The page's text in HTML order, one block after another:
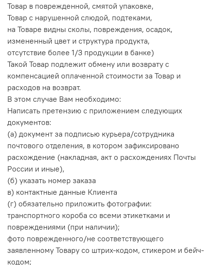
Товар в поврежденной, смятой упаковке,
Товар с нарушенной слюдой, подтеками,
на Товаре видны сколы, повреждения, осадок,
измененный цвет и структура продукта,
отсутствие более 1/3 продукции в банке)
Такой Товар подлежит обмену или возврату с
компенсацией оплаченной стоимости за Товар и
расходов на возврат.
В этом случае Вам необходимо:
Написать претензию с приложением следующих
документов:
(а) документ за подписью курьера/сотрудника
почтового отделения, в котором зафиксировано
расхождение (накладная, акт о расхождениях Почты
России и иные),
(б) указать номер заказа
в) контактные данные Клиента
(г) обязательно приложить фотографии:
транспортного короба со всеми этикетками и
повреждениями (при наличии);
фото поврежденного/не соответствующего
заявленному Товару со штрих-кодом, стикером и бейч-
кодом;